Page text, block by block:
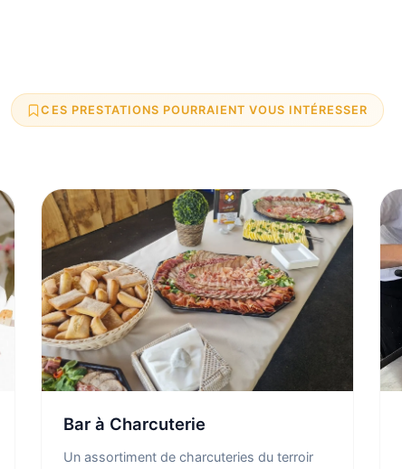
CES PRESTATIONS POURRAIENT VOUS INTÉRESSER
Bar à Charcuterie
Un assortiment de charcuteries du terroir